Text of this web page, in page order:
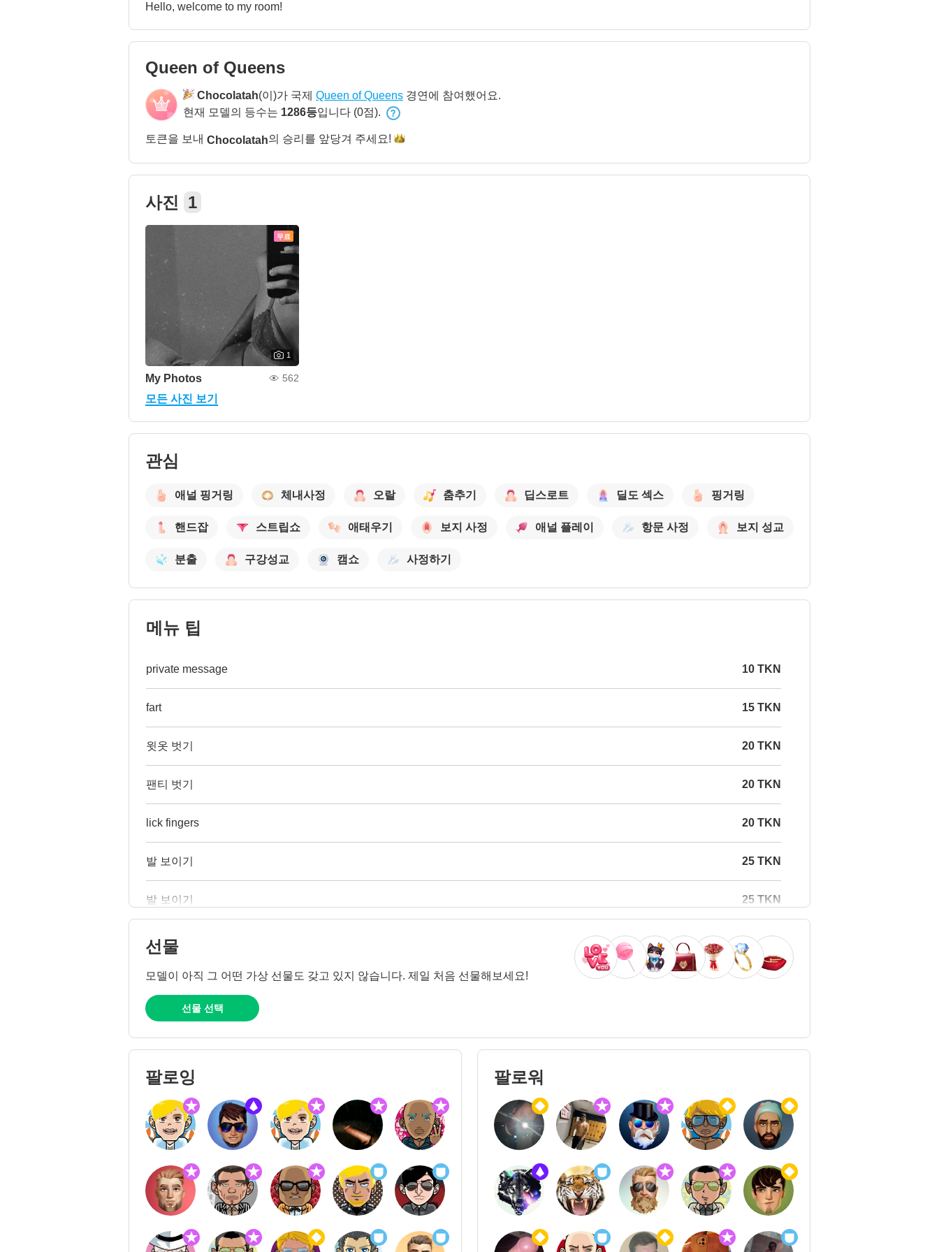
Hello, welcome to my room!
Queen of Queens
Chocolatah(이)가 국제 Queen of Queens 경연에 참여했어요.
현재 모델의 등수는 1286등입니다 (0점).
토큰을 보내 Chocolatah의 승리를 앞당겨 주세요!
사진 1
무료
1
My Photos 562
모든 사진 보기
관심
애널 핑거링 체내사정 오랄 춤추기 딥스로트 딜도 섹스 핑거링
핸드잡 스트립쇼 애태우기 보지 사정 애널 플레이 항문 사정 보지 성교
분출 구강성교 캠쇼 사정하기
메뉴 팁
private message 10 TKN
fart 15 TKN
윗옷 벗기 20 TKN
팬티 벗기 20 TKN
lick fingers 20 TKN
발 보이기 25 TKN
발 보이기 25 TKN
선물
모델이 아직 그 어떤 가상 선물도 갖고 있지 않습니다. 제일 처음 선물해보세요!
선물 선택
팔로잉 팔로워